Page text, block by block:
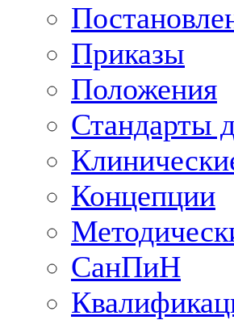
Приказы
Положения
Стандарты
Концепции
СанПиН